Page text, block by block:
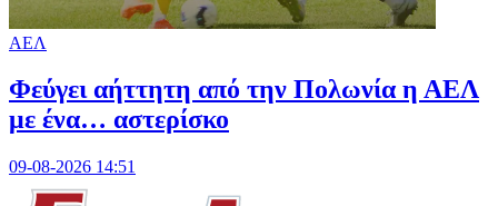
ΑΕΛ
Φεύγει αήττητη από την Πολωνία η ΑΕΛ
με ένα… αστερίσκο
09-08-2026 14:51